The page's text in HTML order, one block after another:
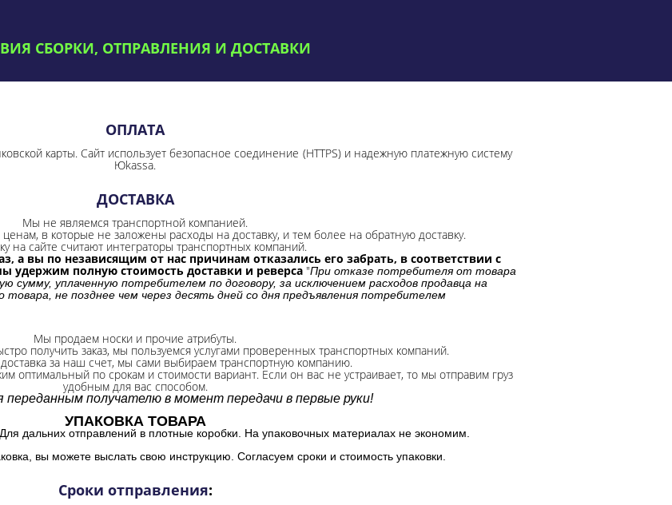
СБОРКИ, ОТПРАВЛЕНИЯ И ДОСТАВКИ
ОПЛАТА
карты. Сайт использует безопасное соединение (HTTPS) и надежную платежную систему
Юkassa.
ДОСТАВКА
Мы не являемся транспортной компанией.
в которые не заложены расходы на доставку, и тем более на обратную доставку.
на сайте считают интеграторы транспортных компаний.
а вы по независящим от нас причинам отказались его забрать, в соответствии с
удержим полную стоимость доставки и реверса "При отказе потребителя от товара
сумму, уплаченную потребителем по договору, за исключением расходов продавца на
не позднее чем через десять дней со дня предъявления потребителем
Мы продаем носки и прочие атрибуты.
получить заказ, мы пользуемся услугами проверенных транспортных компаний.
доставка за наш счет, мы сами выбираем транспортную компанию.
оптимальный по срокам и стоимости вариант. Если он вас не устраивает, то мы отправим груз
удобным для вас способом.
переданным получателю в момент передачи в первые руки!
УПАКОВКА ТОВАРА
дальних отправлений в плотные коробки. На упаковочных материалах не экономим.
вы можете выслать свою инструкцию. Согласуем сроки и стоимость упаковки.
Сроки отправления: